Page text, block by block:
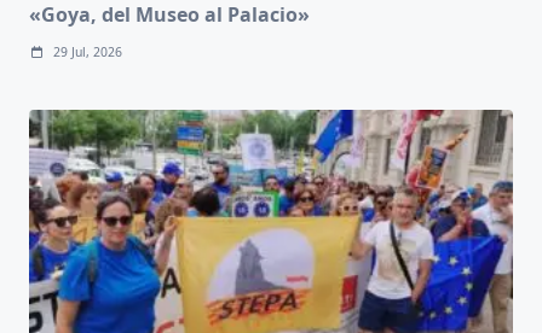
«Goya, del Museo al Palacio»
29 Jul, 2026